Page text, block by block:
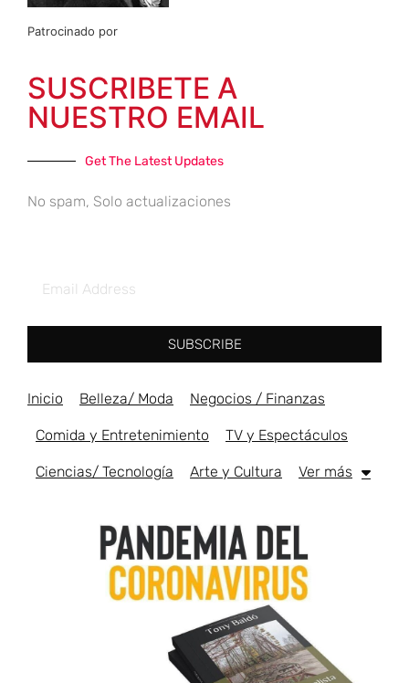
Patrocinado por
SUSCRIBETE A
NUESTRO EMAIL
Get The Latest Updates
No spam, Solo actualizaciones
SUBSCRIBE
Inicio Belleza/ Moda Negocios / Finanzas
Comida y Entretenimiento TV y Espectáculos
Ciencias/ Tecnología Arte y Cultura Ver más